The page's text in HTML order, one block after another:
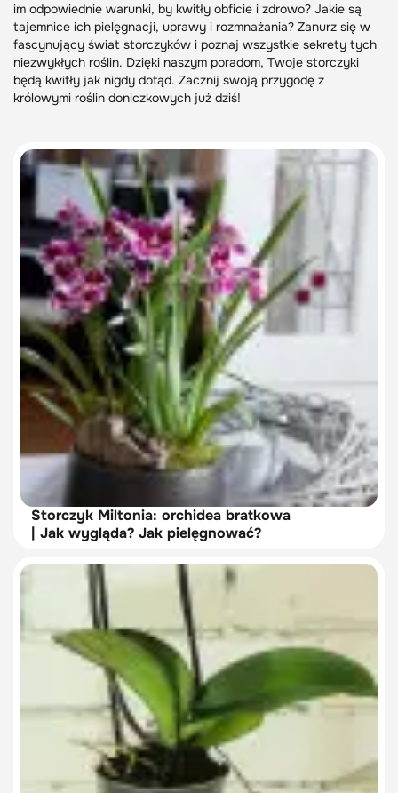
im odpowiednie warunki, by kwitły obficie i zdrowo? Jakie są
tajemnice ich pielęgnacji, uprawy i rozmnażania? Zanurz się w
fascynujący świat storczyków i poznaj wszystkie sekrety tych
niezwykłych roślin. Dzięki naszym poradom, Twoje storczyki
będą kwitły jak nigdy dotąd. Zacznij swoją przygodę z
królowymi roślin doniczkowych już dziś!
Storczyk Miltonia: orchidea bratkowa
| Jak wygląda? Jak pielęgnować?